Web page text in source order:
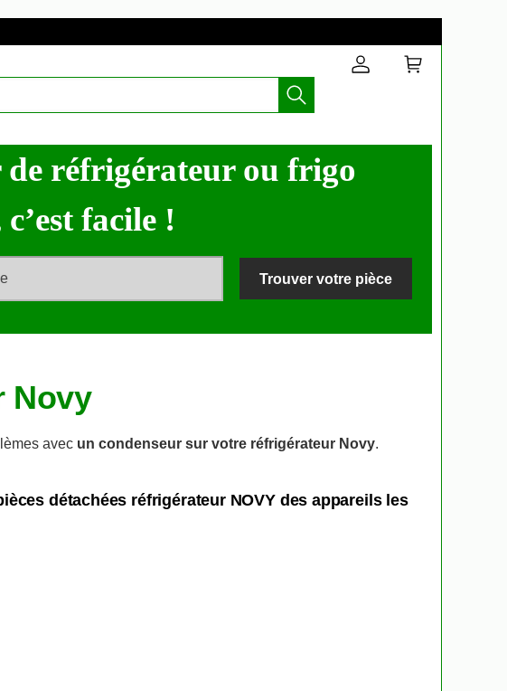
réfrigérateur ou frigo
facile !
Trouver votre pièce
Novy
avec un condenseur sur votre réfrigérateur Novy.
détachées réfrigérateur NOVY des appareils les